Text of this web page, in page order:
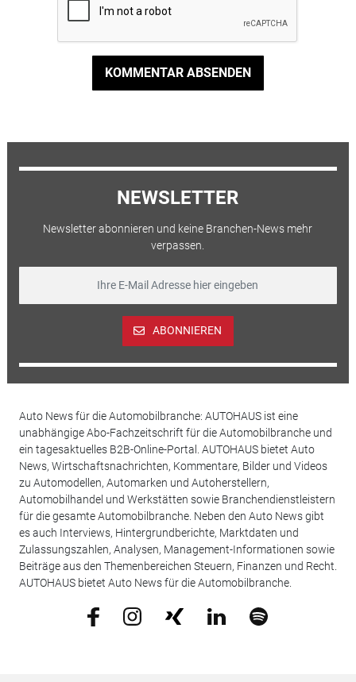
KOMMENTAR ABSENDEN
NEWSLETTER
Newsletter abonnieren und keine Branchen-News mehr
verpassen.
ABONNIEREN
Auto News für die Automobilbranche: AUTOHAUS ist eine
unabhängige Abo-Fachzeitschrift für die Automobilbranche und
ein tagesaktuelles B2B-Online-Portal. AUTOHAUS bietet Auto
News, Wirtschaftsnachrichten, Kommentare, Bilder und Videos
zu Automodellen, Automarken und Autoherstellern,
Automobilhandel und Werkstätten sowie Branchendienstleistern
für die gesamte Automobilbranche. Neben den Auto News gibt
es auch Interviews, Hintergrundberichte, Marktdaten und
Zulassungszahlen, Analysen, Management-Informationen sowie
Beiträge aus den Themenbereichen Steuern, Finanzen und Recht.
AUTOHAUS bietet Auto News für die Automobilbranche.